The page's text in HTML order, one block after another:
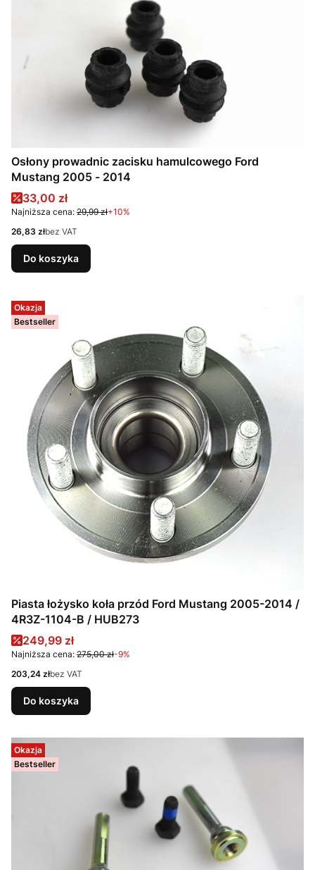
Osłony prowadnic zacisku hamulcowego Ford
Mustang 2005 - 2014
Cena promocyjna
33,00 zł
Najniższa cena: 29,99 zł+10%
Cena
26,83 złbez VAT
Do koszyka
Okazja
Bestseller
Piasta łożysko koła przód Ford Mustang 2005-2014 /
4R3Z-1104-B / HUB273
Cena promocyjna
249,99 zł
Najniższa cena: 275,00 zł-9%
Cena
203,24 złbez VAT
Do koszyka
Okazja
Bestseller